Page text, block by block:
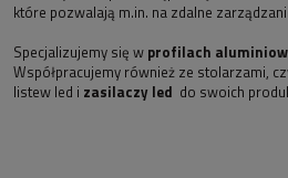
które pozwalają m.in. na zdalne
Specjalizujemy się w profilach
Współpracujemy również ze stolarzami,
listew led i zasilaczy led do swoich